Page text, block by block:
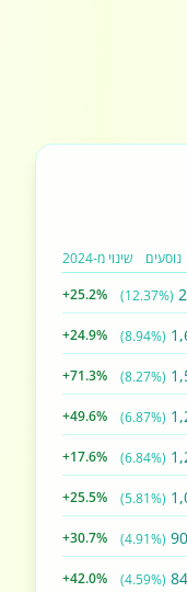
נוסעים שינוי מ-2024
(12.37%)
+25.2%
(8.94%)
+24.9%
(8.27%)
+71.3%
(6.87%)
+49.6%
(6.84%)
+17.6%
(5.81%)
+25.5%
(4.91%)
+30.7%
(4.59%)
+42.0%